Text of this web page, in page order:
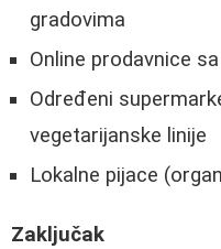
gradovima
Online prodavnice
Određeni
vegetarijanske linije
Lokalne pijace
Zaključak